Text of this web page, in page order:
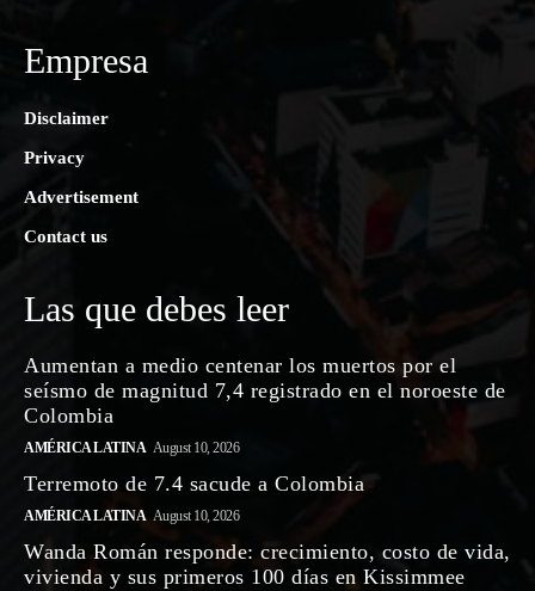
Empresa
Disclaimer
Privacy
Advertisement
Contact us
Las que debes leer
Aumentan a medio centenar los muertos por el
seísmo de magnitud 7,4 registrado en el noroeste de
Colombia
AMÉRICA LATINA August 10, 2026
Terremoto de 7.4 sacude a Colombia
AMÉRICA LATINA August 10, 2026
Wanda Román responde: crecimiento, costo de vida,
vivienda y sus primeros 100 días en Kissimmee